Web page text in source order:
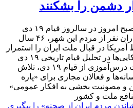
دشمن را بشکنند
رهبر معظم انقلاب اسلامی صبح امروز در سالروز قیام ۱۹ دی
۱۳۵۶ مردم قم، در دیدار هزاران نفر از مردم این شهر، ۴۶ سال
در قبال ملت ایران را استمرار
همان خطای محاسباتی آمریکایی‌ها در تحلیل قیام تاریخی ۱۹ دی
خواندند و با اشاره به ضرورت درس‌آموزی از قیام ۱۹ دی، تلاش
و فعالان مجازی برای «پاره
و مصونیت‌ بخشی به افکار عمومی»
ملت و کشور